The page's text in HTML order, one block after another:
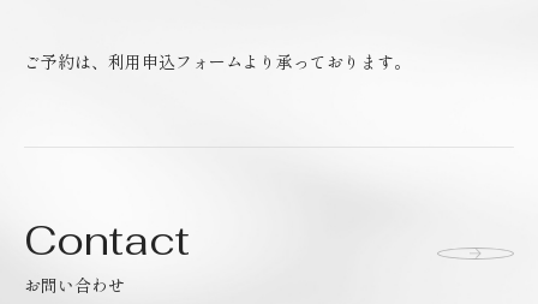
ご予約は、利用申込フォームより承っております。
Contact
お問い合わせ